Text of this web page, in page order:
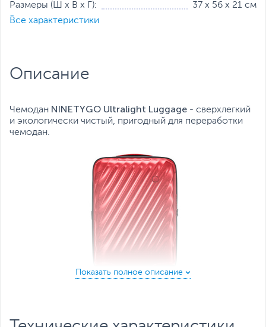
Размеры (Ш х В х Г):
37 х 56 х 21 см
Все характеристики
Все характеристики
Описание
Чемодан NINETYGO Ultralight Luggage - cверхлегкий
и экологически чистый, пригодный для переработки
чемодан.